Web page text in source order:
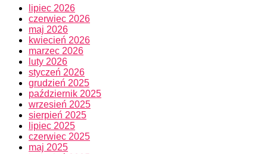
lipiec 2026
czerwiec 2026
maj 2026
kwiecień 2026
marzec 2026
luty 2026
styczeń 2026
grudzień 2025
październik 2025
wrzesień 2025
sierpień 2025
lipiec 2025
czerwiec 2025
maj 2025